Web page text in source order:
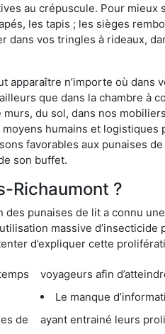
au crépuscule. Pour
les tapis ; les sièges
vos tringles à rideaux,
n’importe où dans
que dans la chambre à
du sol, dans nos
humains et
favorables aux punaises
son buffet.
Richaumont ?
punaises de lit a connu
massive
d’expliquer cette
voyageurs afin
Le manque
ayant entrainé leurs